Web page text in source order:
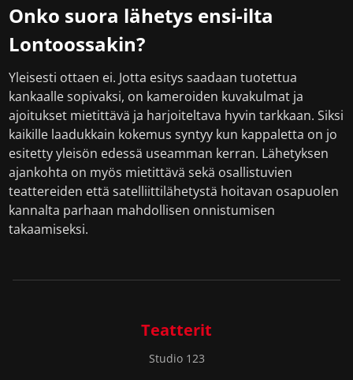
Onko suora lähetys ensi-ilta
Lontoossakin?
Yleisesti ottaen ei. Jotta esitys saadaan tuotettua
kankaalle sopivaksi, on kameroiden kuvakulmat ja
ajoitukset mietittävä ja harjoiteltava hyvin tarkkaan. Siksi
kaikille laadukkain kokemus syntyy kun kappaletta on jo
esitetty yleisön edessä useamman kerran. Lähetyksen
ajankohta on myös mietittävä sekä osallistuvien
teattereiden että satelliittilähetystä hoitavan osapuolen
kannalta parhaan mahdollisen onnistumisen
takaamiseksi.
Teatterit
Studio 123